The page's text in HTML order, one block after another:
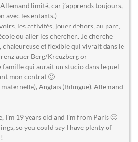
limité, car j’apprends toujours,
avec les enfants.)
les activités, jouer dehors, au parc,
ou aller les chercher.. Je cherche
et flexible qui vivrait dans le
Berg/Kreuzberg or
famille qui aurait un studio dans lequel
mon contrat 🙂
maternelle), Anglais (Bilingue), Allemand
19 years old and I’m from Paris 🙂
so you could say I have plenty of